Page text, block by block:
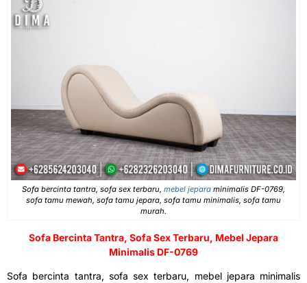
Sofa bercinta tantra, sofa sex terbaru, mebel jepara minimalis DF-0769,
sofa tamu mewah, sofa tamu jepara, sofa tamu minimalis, sofa tamu
murah.
Sofa Bercinta Tantra, Sofa Sex Terbaru, Mebel Jepara
Minimalis DF-0769
Sofa bercinta tantra, sofa sex terbaru, mebel jepara minimalis